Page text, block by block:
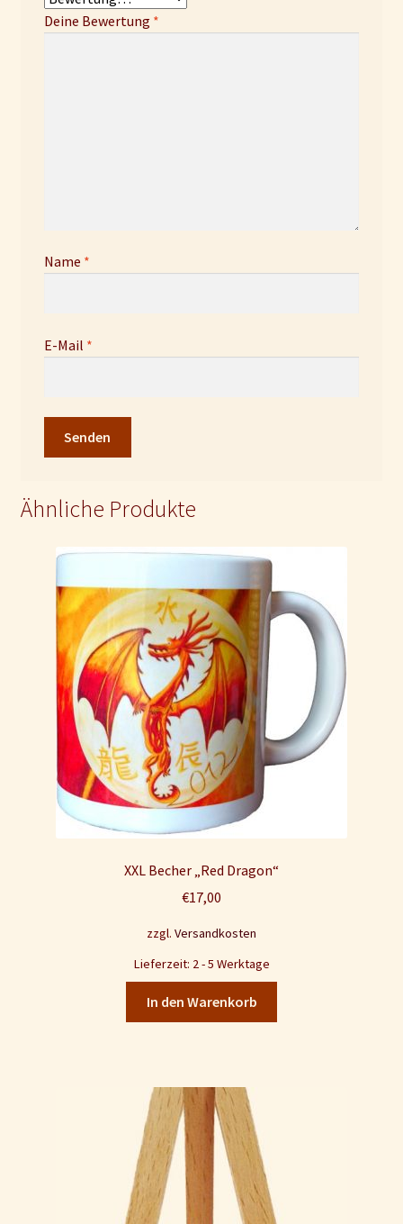
Deine Bewertung *
Name *
E-Mail *
Ähnliche Produkte
XXL Becher „Red Dragon“
€17,00
zzgl. Versandkosten
Lieferzeit: 2 - 5 Werktage
In den Warenkorb